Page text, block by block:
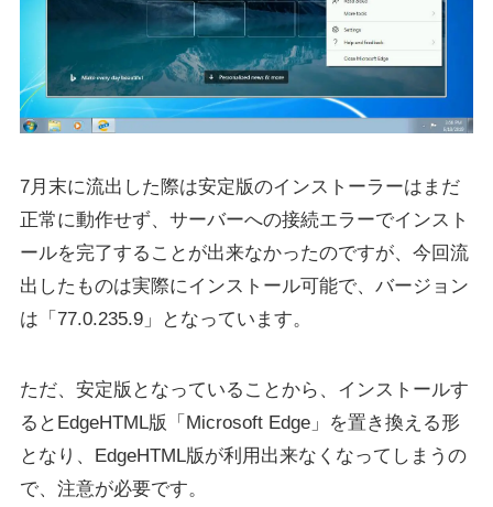
7月末に流出した際は安定版のインストーラーはまだ
正常に動作せず、サーバーへの接続エラーでインスト
ールを完了することが出来なかったのですが、今回流
出したものは実際にインストール可能で、バージョン
は「77.0.235.9」となっています。
ただ、安定版となっていることから、インストールす
るとEdgeHTML版「Microsoft Edge」を置き換える形
となり、EdgeHTML版が利用出来なくなってしまうの
で、注意が必要です。